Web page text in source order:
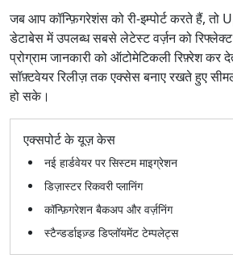
जब आप कॉन्फ़िगरेशंस को री-इम्पोर्ट करते हैं, तो
डेटाबेस में उपलब्ध सबसे लेटेस्ट वर्ज़न को
प्रोग्राम जानकारी को ऑटोमेटिकली रिफ़्रेश कर
सॉफ़्टवेयर रिलीज़ तक एक्सेस बनाए रखते हुए
हो सके।
एक्सपोर्ट के यूज़ केस
नई हार्डवेयर पर सिस्टम माइग्रेशन
डिज़ास्टर रिकवरी प्लानिंग
कॉन्फ़िगरेशन बैकअप और वर्ज़निंग
स्टैन्डर्डाइज़्ड डिप्लॉयमेंट टेम्पलेट्स